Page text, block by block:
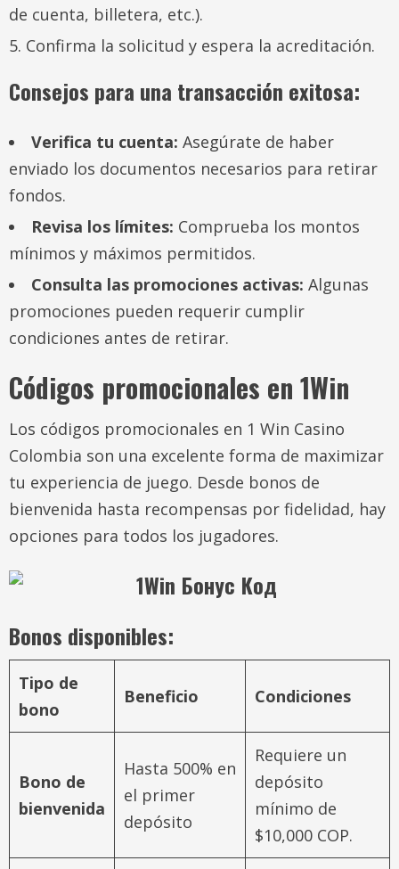
de cuenta, billetera, etc.).
Confirma la solicitud y espera la acreditación.
Consejos para una transacción exitosa:
Verifica tu cuenta: Asegúrate de haber
enviado los documentos necesarios para retirar
fondos.
Revisa los límites: Comprueba los montos
mínimos y máximos permitidos.
Consulta las promociones activas: Algunas
promociones pueden requerir cumplir
condiciones antes de retirar.
Códigos promocionales en 1Win
Los códigos promocionales en 1 Win Casino
Colombia son una excelente forma de maximizar
tu experiencia de juego. Desde bonos de
bienvenida hasta recompensas por fidelidad, hay
opciones para todos los jugadores.
Bonos disponibles:
Tipo de
bono
Beneficio Condiciones
Bono de
bienvenida
Hasta 500% en
el primer
depósito
Requiere un
depósito
mínimo de
$10,000 COP.